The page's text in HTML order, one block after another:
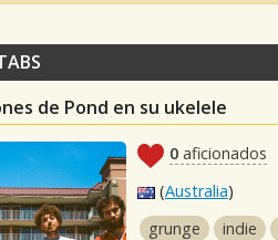
de Pond en su ukelele
0 aficionados
(Australia)
grunge
indie